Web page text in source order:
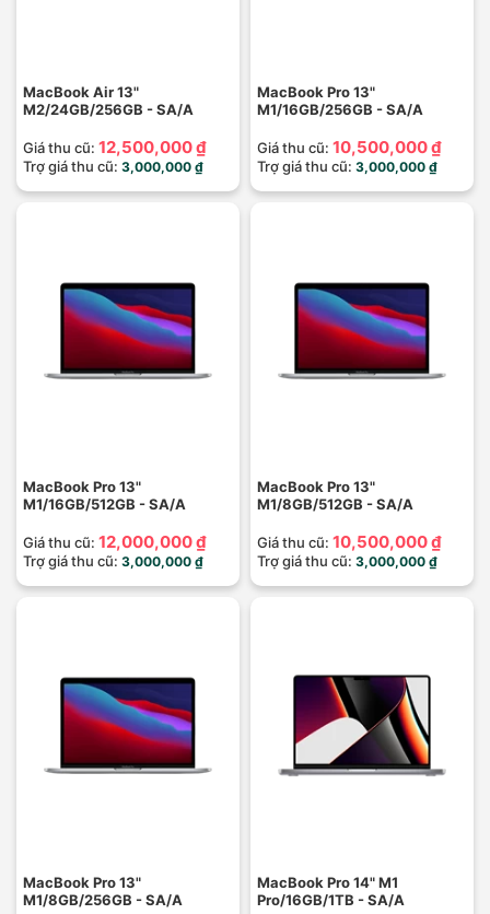
MacBook Air 13"
M2/24GB/256GB - SA/A
Giá thu cũ: 12,500,000 ₫
Trợ giá thu cũ: 3,000,000 ₫
MacBook Pro 13"
M1/16GB/256GB - SA/A
Giá thu cũ: 10,500,000 ₫
Trợ giá thu cũ: 3,000,000 ₫
MacBook Pro 13"
M1/16GB/512GB - SA/A
Giá thu cũ: 12,000,000 ₫
Trợ giá thu cũ: 3,000,000 ₫
MacBook Pro 13"
M1/8GB/512GB - SA/A
Giá thu cũ: 10,500,000 ₫
Trợ giá thu cũ: 3,000,000 ₫
MacBook Pro 13"
M1/8GB/256GB - SA/A
MacBook Pro 14" M1
Pro/16GB/1TB - SA/A